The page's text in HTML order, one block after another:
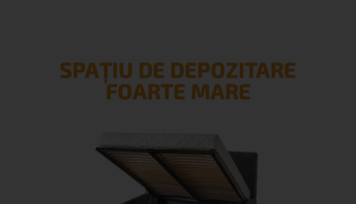
SPAȚIU DE DEPOZITARE
FOARTE MARE